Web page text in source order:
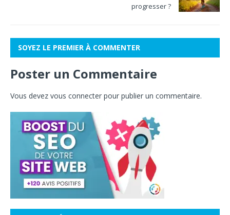
progresser ?
SOYEZ LE PREMIER À COMMENTER
Poster un Commentaire
Vous devez vous connecter pour publier un commentaire.